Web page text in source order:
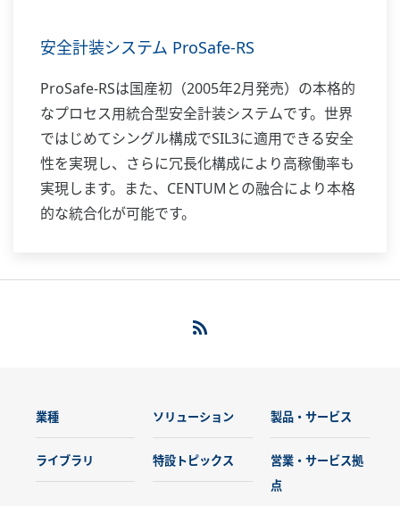
安全計装システム ProSafe-RS
ProSafe-RSは国産初（2005年2月発売）の本格的
なプロセス用統合型安全計装システムです。世界
ではじめてシングル構成でSIL3に適用できる安全
性を実現し、さらに冗長化構成により高稼働率も
実現します。また、CENTUMとの融合により本格
的な統合化が可能です。
業種 ソリューション 製品・サービス
ライブラリ 特設トピックス
営業・サービス拠
点